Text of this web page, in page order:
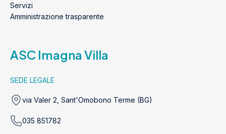
Servizi
Amministrazione trasparente
ASC Imagna Villa
SEDE LEGALE
via Valer 2, Sant'Omobono Terme (BG)
035 851782